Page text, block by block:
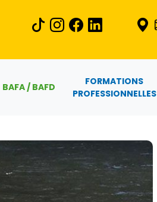
BAFA / BAFD
FORMATIONS
PROFESSIONNELLES